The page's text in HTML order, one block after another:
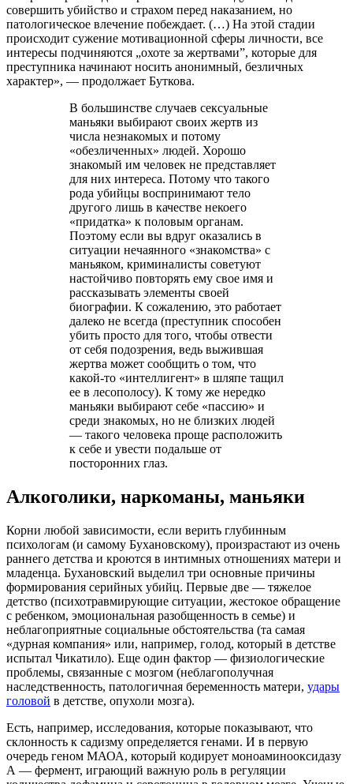
совершить убийство и страхом перед наказанием, но
патологическое влечение побеждает. (…) На этой стадии
происходит сужение мотивационной сферы личности, все
интересы подчиняются „охоте за жертвами”, которые для
преступника начинают носить анонимный, безличных
характер», — продолжает Буткова.
В большинстве случаев сексуальные
маньяки выбирают своих жертв из
числа незнакомых и потому
«обезличенных» людей. Хорошо
знакомый им человек не представляет
для них интереса. Потому что такого
рода убийцы воспринимают тело
другого лишь в качестве некоего
«придатка» к половым органам.
Поэтому если вы вдруг оказались в
ситуации нечаянного «знакомства» с
маньяком, криминалисты советуют
настойчиво повторять ему свое имя и
рассказывать элементы своей
биографии. К сожалению, это работает
далеко не всегда (преступник способен
убить просто для того, чтобы отвести
от себя подозрения, ведь выжившая
жертва может сообщить о том, что
какой-то «интеллигент» в шляпе тащил
ее в лесополосу). К тому же нередко
маньяки выбирают себе «пассию» и
среди знакомых, но не близких людей
— такого человека проще расположить
к себе и увести подальше от
посторонних глаз.
Алкоголики, наркоманы, маньяки
Корни любой зависимости, если верить глубинным
психологам (и самому Бухановскому), произрастают из очень
раннего детства и кроются в интимных отношениях матери и
младенца. Бухановский выделил три основные причины
формирования серийных убийц. Первые две — тяжелое
детство (психотравмирующие ситуации, жестокое обращение
с ребенком, эмоциональная разобщенность в семье) и
неблагоприятные социальные обстоятельства (та самая
«дурная компания» или, например, голод, который в детстве
испытал Чикатило). Еще один фактор — физиологические
проблемы, связанные с мозгом (неблагополучная
наследственность, патологичная беременность матери, удары
головой в детстве, опухоли мозга).
Есть, например, исследования, которые показывают, что
склонность к садизму определяется генами. И в первую
очередь геном МАОА, который кодирует моноаминооксидазу
А — фермент, играющий важную роль в регуляции